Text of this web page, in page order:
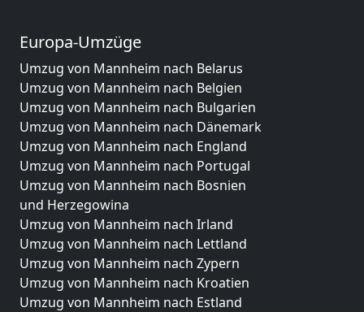
Europa-Umzüge
Umzug von Mannheim nach Belarus
Umzug von Mannheim nach Belgien
Umzug von Mannheim nach Bulgarien
Umzug von Mannheim nach Dänemark
Umzug von Mannheim nach England
Umzug von Mannheim nach Portugal
Umzug von Mannheim nach Bosnien
und Herzegowina
Umzug von Mannheim nach Irland
Umzug von Mannheim nach Lettland
Umzug von Mannheim nach Zypern
Umzug von Mannheim nach Kroatien
Umzug von Mannheim nach Estland